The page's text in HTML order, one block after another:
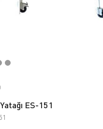
ES-151